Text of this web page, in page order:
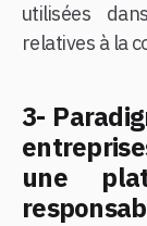
utilisées
relatives à la
3-
une